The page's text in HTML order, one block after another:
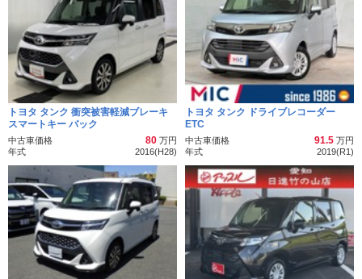
トヨタ タンク 衝突被害軽減ブレーキ
スマートキー バック
中古車価格 80 万円
年式
2016(H28)
トヨタ タンク ドライブレコーダー
ETC
中古車価格 91.5 万円
年式
2019(R1)